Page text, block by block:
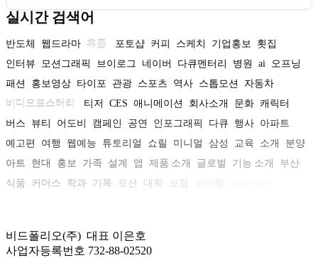
실시간 검색어
반도체 웹드라마 휴롬 포토샵 커피 스케치 기업홍보
횟집
인터뷰
모션그래픽 브이로그 네이버 다큐멘터리 병원 ai
오프닝
패션
홍보영상 타이포 관광 스포츠 역사 스톱모션
자동차
비디오로스터리
티저 CES 애니메이션 회사소개 문화 캐릭터
버스
뷰티 어도비 캠페인 공연 인포그래픽 다큐 행사 아파트
예고편
여행 웹예능 튜토리얼 쇼릴 미니멀 삼성 교육 소개
분양
아트
현대 홍보 가족 설계 앱 제품 소개 글로벌 기능 소개
부산
식품
커머스 학과 기록 모션 대학 보험
비드폴리오(주) 대표 이은호
사업자등록번호 732-88-02520